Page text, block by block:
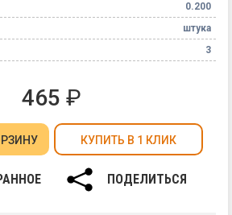
0.200
штука
3
465 ₽
КУПИТЬ В 1 КЛИК
ПОДЕЛИТЬСЯ